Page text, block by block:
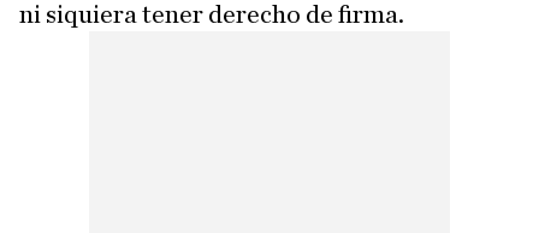
ni siquiera tener derecho de firma.